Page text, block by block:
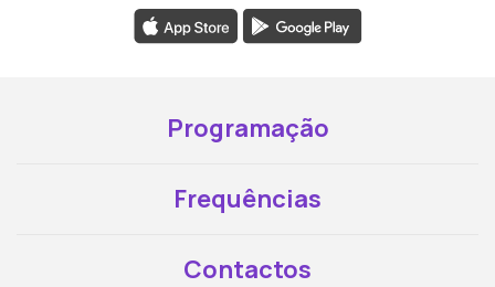
Programação
Frequências
Contactos